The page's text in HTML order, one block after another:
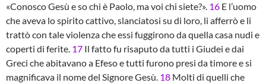
«Conosco Gesù e so chi è Paolo, ma voi chi siete?». 16 E l’uomo
che aveva lo spirito cattivo, slanciatosi su di loro, li afferrò e li
trattò con tale violenza che essi fuggirono da quella casa nudi e
coperti di ferite. 17 Il fatto fu risaputo da tutti i Giudei e dai
Greci che abitavano a Efeso e tutti furono presi da timore e si
magnificava il nome del Signore Gesù. 18 Molti di quelli che